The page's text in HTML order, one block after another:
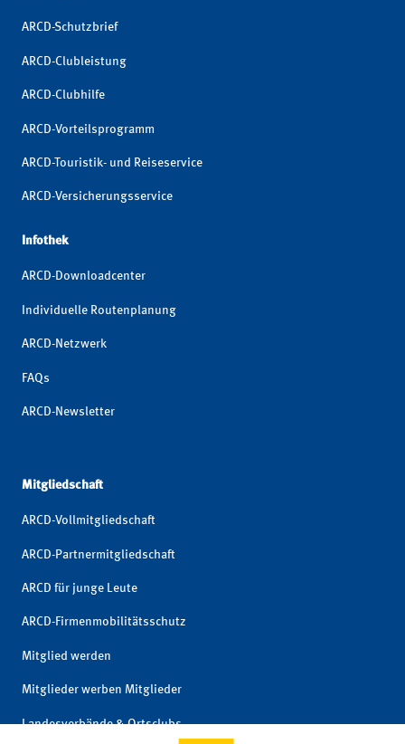
ARCD-Schutzbrief
ARCD-Clubleistung
ARCD-Clubhilfe
ARCD-Vorteilsprogramm
ARCD-Touristik- und Reiseservice
ARCD-Versicherungsservice
Infothek
ARCD-Downloadcenter
Individuelle Routenplanung
ARCD-Netzwerk
FAQs
ARCD-Newsletter
Mitgliedschaft
ARCD-Vollmitgliedschaft
ARCD-Partnermitgliedschaft
ARCD für junge Leute
ARCD-Firmenmobilitätsschutz
Mitglied werden
Mitglieder werben Mitglieder
Landesverbände & Ortsclubs